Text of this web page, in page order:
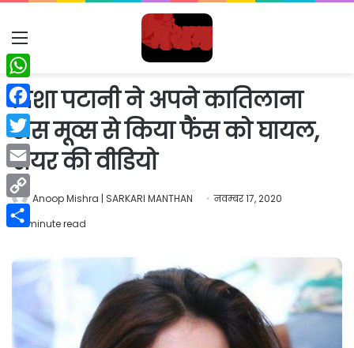
Menu
दिशा पटानी ने अपने कातिलाना
डांस मूव्स से किया फैंस को घायल,
शेयर की वीडियो
Anoop Mishra | SARKARI MANTHAN
नवम्बर 17, 2020
1 minute read
WhatsApp
Facebook
Twitter
Email
Copy
Link